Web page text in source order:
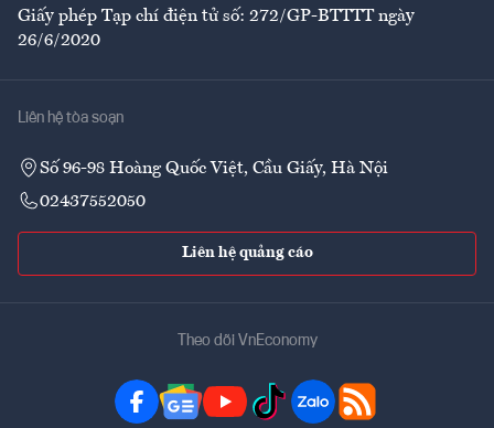
Giấy phép Tạp chí điện tử số: 272/GP-BTTTT ngày
26/6/2020
Liên hệ tòa soạn
Số 96-98 Hoàng Quốc Việt, Cầu Giấy, Hà Nội
02437552050
Liên hệ quảng cáo
Theo dõi VnEconomy